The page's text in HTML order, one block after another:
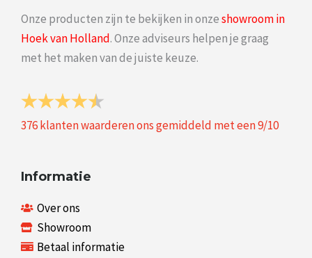
Onze producten zijn te bekijken in onzeshowroom in
Hoek van Holland. Onze adviseurs helpen je graag
met het maken van de juiste keuze.
376klanten waarderen ons gemiddeld met een9/10
Informatie
Over ons
Showroom
Betaal informatie